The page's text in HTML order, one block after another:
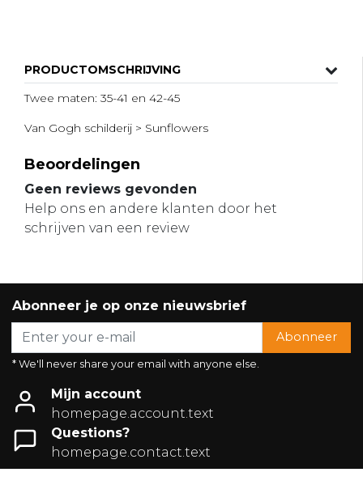
PRODUCTOMSCHRIJVING
Twee maten: 35-41 en 42-45
Van Gogh schilderij > Sunflowers
Beoordelingen
Geen reviews gevonden
Help ons en andere klanten door het
schrijven van een review
Abonneer je op onze nieuwsbrief
Abonneer
* We'll never share your email with anyone else.
Mijn account
homepage.account.text
Questions?
homepage.contact.text